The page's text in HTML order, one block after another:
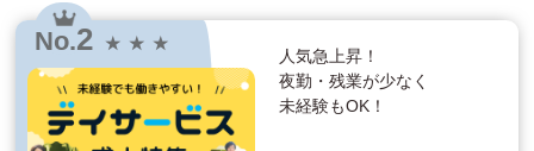
No.2 ★ ★ ★
人気急上昇！
夜勤・残業が少なく
未経験もOK！